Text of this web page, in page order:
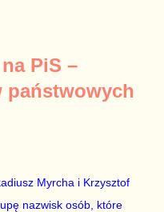
polityka partii
– drugiej osoby w
stają się publiczne, ale też
prawdziwe” jest
z medium o
upływu czasu,
PiS –
państwowych
Myrcha i Krzysztof
nazwisk osób, które